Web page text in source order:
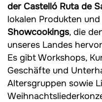
der Castelló Ruta de
lokalen Produkten
Showcookings, die
unseres Landes
Es gibt Workshops,
Geschäfte und
Altersgruppen sowie